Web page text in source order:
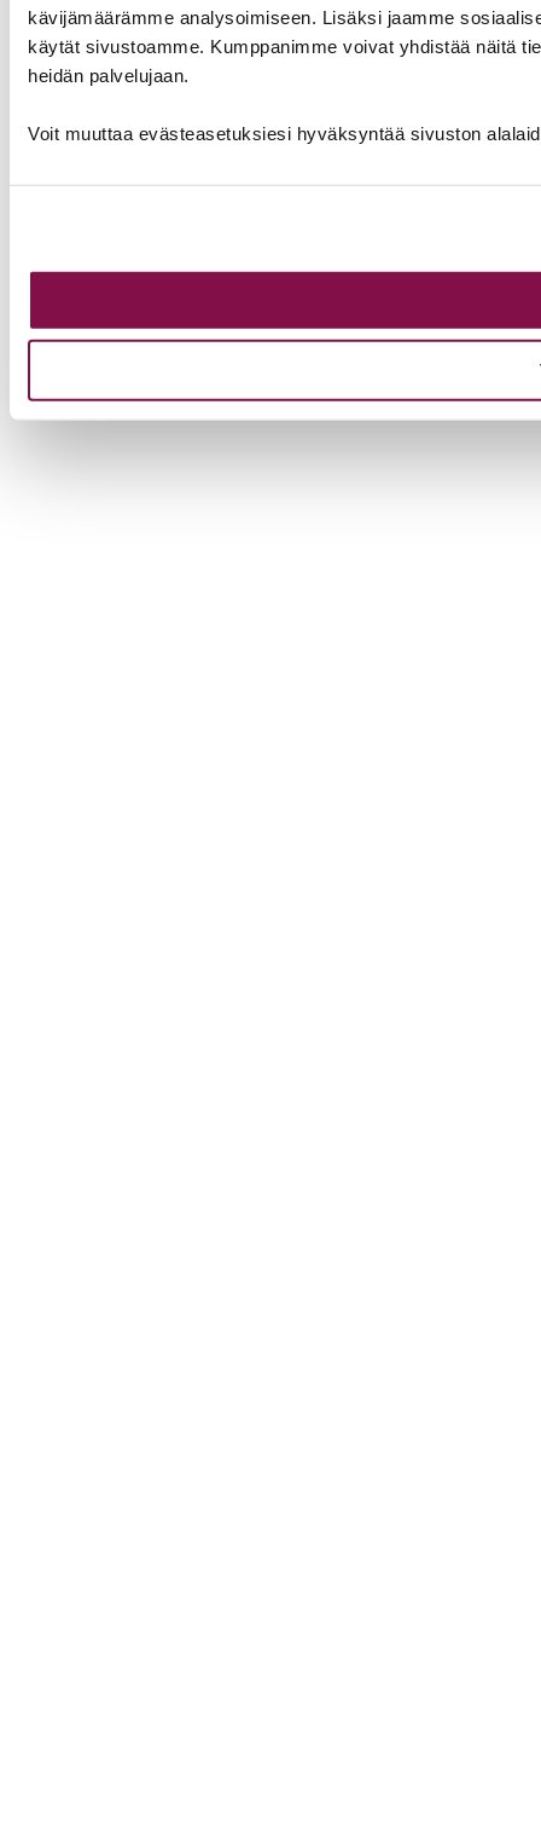
kävijämäärämme analysoimiseen. Lisäksi jaamme
käytät sivustoamme. Kumppanimme voivat yhdistää näitä
heidän palvelujaan.
Voit muuttaa evästeasetuksiesi hyväksyntää sivuston